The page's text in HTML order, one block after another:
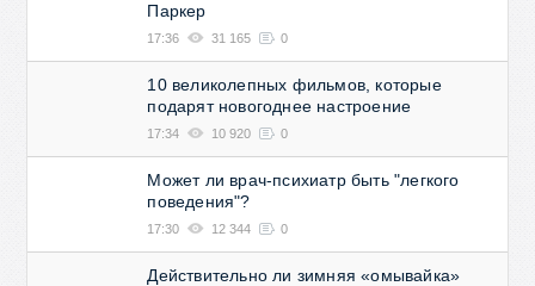
Паркер
17:36 31 165 0
10 великолепных фильмов, которые
подарят новогоднее настроение
17:34 10 920 0
Может ли врач-психиатр быть "легкого
поведения"?
17:30 12 344 0
Действительно ли зимняя «омывайка»